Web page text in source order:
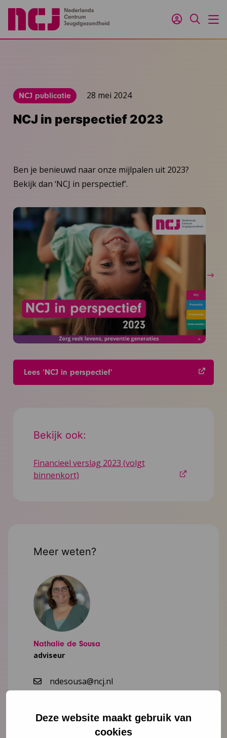
Deze website maakt gebruik van
cookies
Inloggen
Zoeken
NCJ publicatie 28 mei 2024
NCJ in perspectief 2023
Ben je benieuwd naar onze mijlpalen uit 2023?
Bekijk dan ‘NCJ in perspectief’.
Lees ‘NCJ in perspectief’
Bekijk ook:
Financieel verslag 2023 (volgt
binnenkort)
Meer weten?
Nathalie de Sousa
adviseur
ndesousa@ncj.nl
Lees meer over Nathalie de Sousa